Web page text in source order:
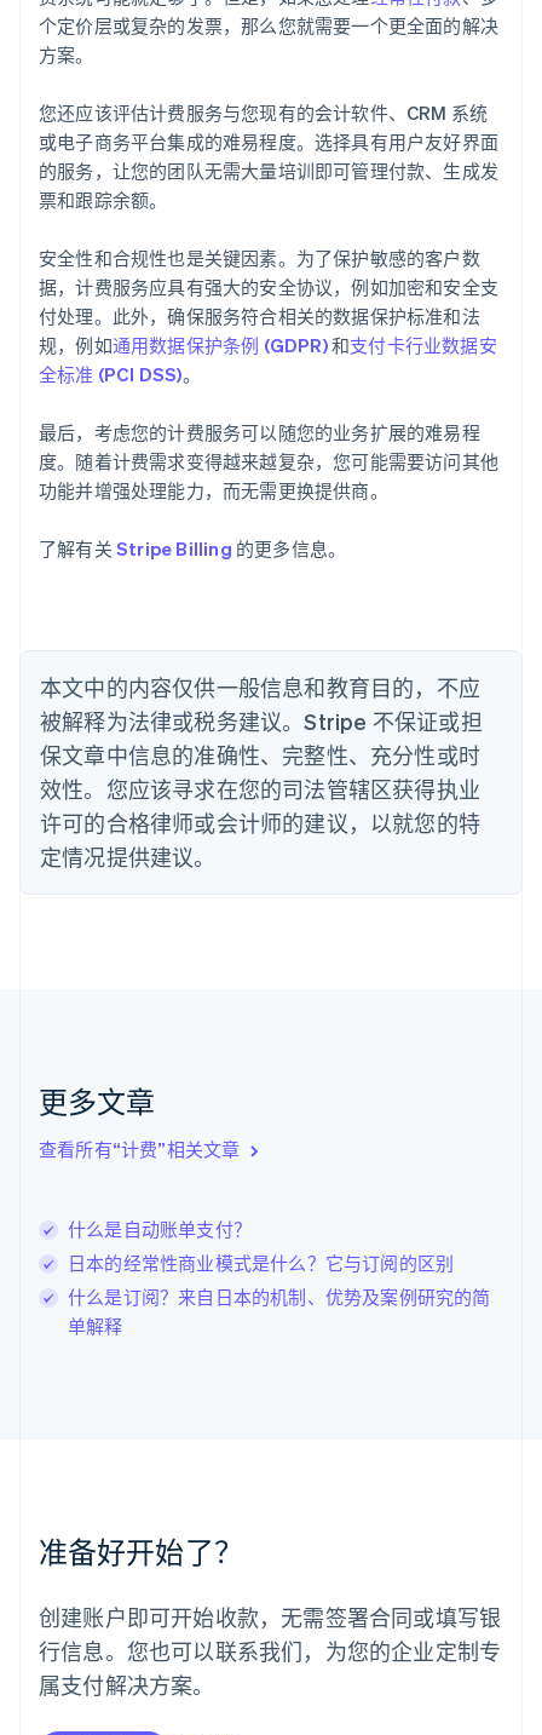
个定价层或复杂的发票，那么您就需要一个更全面的解决
方案。
您还应该评估计费服务与您现有的会计软件、CRM 系统
或电子商务平台集成的难易程度。选择具有用户友好界面
的服务，让您的团队无需大量培训即可管理付款、生成发
票和跟踪余额。
安全性和合规性也是关键因素。为了保护敏感的客户数
据，计费服务应具有强大的安全协议，例如加密和安全支
付处理。此外，确保服务符合相关的数据保护标准和法
规，例如通用数据保护条例 (GDPR)和支付卡行业数据安
全标准 (PCI DSS)。
最后，考虑您的计费服务可以随您的业务扩展的难易程
度。随着计费需求变得越来越复杂，您可能需要访问其他
功能并增强处理能力，而无需更换提供商。
了解有关 Stripe Billing 的更多信息。
本文中的内容仅供一般信息和教育目的，不应
被解释为法律或税务建议。Stripe 不保证或担
保文章中信息的准确性、完整性、充分性或时
效性。您应该寻求在您的司法管辖区获得执业
许可的合格律师或会计师的建议，以就您的特
定情况提供建议。
更多文章
查看所有“计费”相关文章
什么是自动账单支付？
日本的经常性商业模式是什么？它与订阅的区别
什么是订阅？来自日本的机制、优势及案例研究的简
单解释
准备好开始了？
创建账户即可开始收款，无需签署合同或填写银
行信息。您也可以联系我们，为您的企业定制专
属支付解决方案。
阿联酋
English
爱尔兰
English
爱沙尼亚
奥地利
DeutschEnglish
澳大利亚
English
PortuguêsEnglish
English
丹麦
English
德国
DeutschEnglish
法国
FrançaisEnglish
芬兰
EnglishSvenska
English Italiano
拉脱维亚
立陶宛
DeutschEnglish
卢森堡
Français DeutschEnglish
罗马尼亚
English
挪威
葡萄牙
Português English
日本
日本語English
瑞典